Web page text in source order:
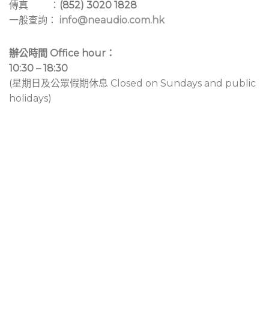
傳真 ： (852) 3020 1828
一般查詢： info@neaudio.com.hk
辦公時間 Office hour：
10:30 – 18:30
(星期日及公眾假期休息 Closed on Sundays and public
holidays)